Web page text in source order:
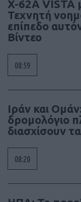
X-62A VISTA
Τεχνητή
επίπεδο
Βίντεο
08:59
Ιράν και
δρομολόγιο
διασχίσουν
08:20